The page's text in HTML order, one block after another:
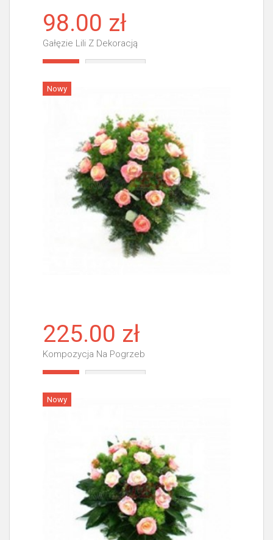
98.00 zł
Gałęzie Lili Z Dekoracją
Nowy
225.00 zł
Kompozycja Na Pogrzeb
Nowy